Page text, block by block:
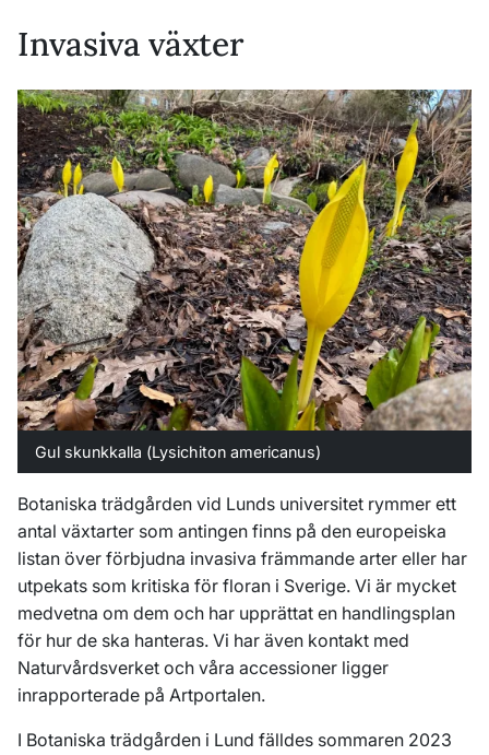
Invasiva växter
Gul skunkkalla (Lysichiton americanus)
Botaniska trädgården vid Lunds universitet rymmer ett
antal växtarter som antingen finns på den europeiska
listan över förbjudna invasiva främmande arter eller har
utpekats som kritiska för floran i Sverige. Vi är mycket
medvetna om dem och har upprättat en handlingsplan
för hur de ska hanteras. Vi har även kontakt med
Naturvårdsverket och våra accessioner ligger
inrapporterade på Artportalen.
I Botaniska trädgården i Lund fälldes sommaren 2023